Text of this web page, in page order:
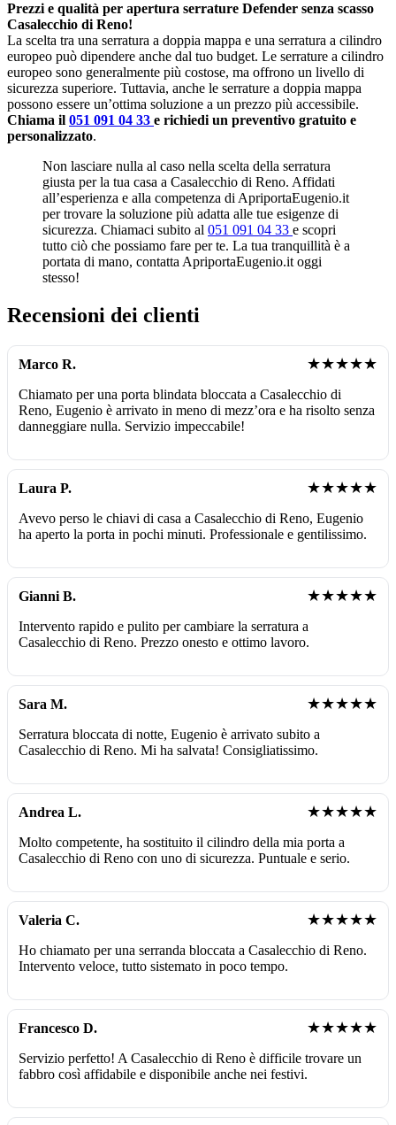
Prezzi e qualità per apertura serrature Defender senza scasso
Casalecchio di Reno!
La scelta tra una serratura a doppia mappa e una serratura a cilindro
europeo può dipendere anche dal tuo budget. Le serrature a cilindro
europeo sono generalmente più costose, ma offrono un livello di
sicurezza superiore. Tuttavia, anche le serrature a doppia mappa
possono essere un’ottima soluzione a un prezzo più accessibile.
Chiama il 051 091 04 33 e richiedi un preventivo gratuito e
personalizzato.
Non lasciare nulla al caso nella scelta della serratura
giusta per la tua casa a Casalecchio di Reno. Affidati
all’esperienza e alla competenza di ApriportaEugenio.it
per trovare la soluzione più adatta alle tue esigenze di
sicurezza. Chiamaci subito al 051 091 04 33 e scopri
tutto ciò che possiamo fare per te. La tua tranquillità è a
portata di mano, contatta ApriportaEugenio.it oggi
stesso!
Recensioni dei clienti
Marco R. ★★★★★
Chiamato per una porta blindata bloccata a Casalecchio di
Reno, Eugenio è arrivato in meno di mezz’ora e ha risolto senza
danneggiare nulla. Servizio impeccabile!
Laura P. ★★★★★
Avevo perso le chiavi di casa a Casalecchio di Reno, Eugenio
ha aperto la porta in pochi minuti. Professionale e gentilissimo.
Gianni B. ★★★★★
Intervento rapido e pulito per cambiare la serratura a
Casalecchio di Reno. Prezzo onesto e ottimo lavoro.
Sara M. ★★★★★
Serratura bloccata di notte, Eugenio è arrivato subito a
Casalecchio di Reno. Mi ha salvata! Consigliatissimo.
Andrea L. ★★★★★
Molto competente, ha sostituito il cilindro della mia porta a
Casalecchio di Reno con uno di sicurezza. Puntuale e serio.
Valeria C. ★★★★★
Ho chiamato per una serranda bloccata a Casalecchio di Reno.
Intervento veloce, tutto sistemato in poco tempo.
Francesco D. ★★★★★
Servizio perfetto! A Casalecchio di Reno è difficile trovare un
fabbro così affidabile e disponibile anche nei festivi.